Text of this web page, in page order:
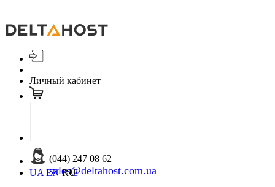
Личный кабинет
(044) 247 08 62
sales@deltahost.com.ua
UA EN RU